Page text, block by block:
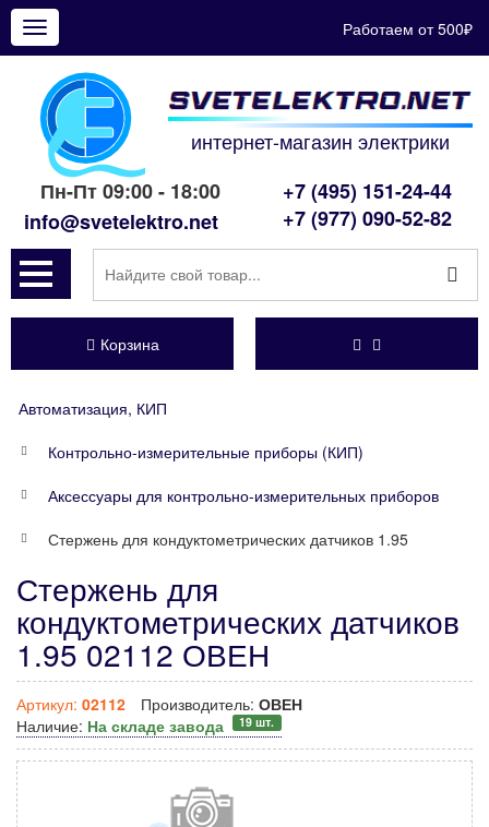
Показать
меню
Работаем от 500₽
интернет-магазин электрики
Пн-Пт 09:00 - 18:00
info@svetelektro.net
+7 (495) 151-24-44
+7 (977) 090-52-82
Корзина
Автоматизация, КИП
Контрольно-измерительные приборы (КИП)
Аксессуары для контрольно-измерительных приборов
Стержень для кондуктометрических датчиков 1.95
Стержень для
кондуктометрических датчиков
1.95 02112 ОВЕН
Артикул: 02112 Производитель: ОВЕН
Наличие: На складе завода 19 шт.